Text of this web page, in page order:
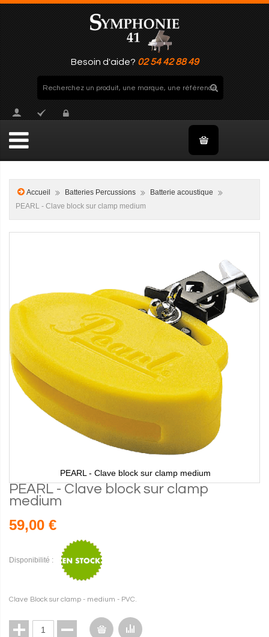
Besoin d'aide? 02 54 42 88 49
Accueil Batteries Percussions
Batterie acoustique
PEARL - Clave block sur clamp medium
PEARL - Clave block sur clamp medium
PEARL - Clave block sur clamp
medium
59,00 €
Disponibilité :
Clave Block sur clamp - medium - PVC.